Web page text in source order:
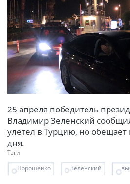
25 апреля победитель
Владимир Зеленский
улетел в Турцию, но обещает
дня.
Тэги
Порошенко
Зеленский